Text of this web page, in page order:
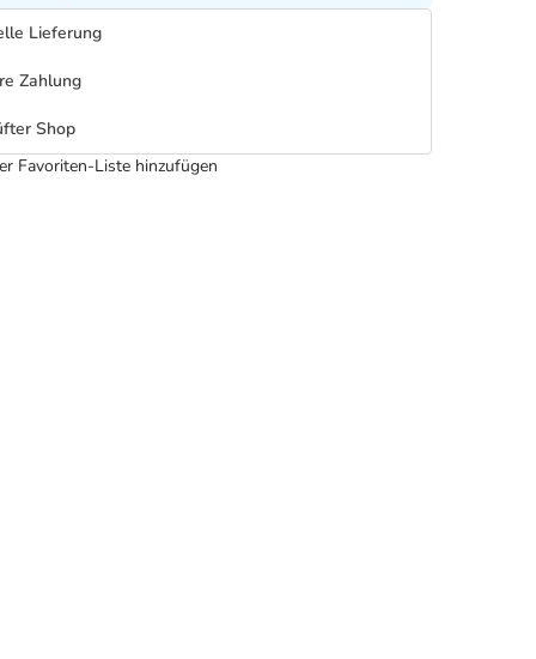
Lieferung
Zahlung
Shop
Favoriten-Liste hinzufügen